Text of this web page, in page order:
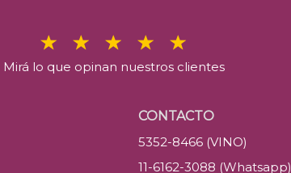
Mirá lo que opinan nuestros clientes
CONTACTO
5352-8466 (VINO)
11-6162-3088 (Whatsapp)